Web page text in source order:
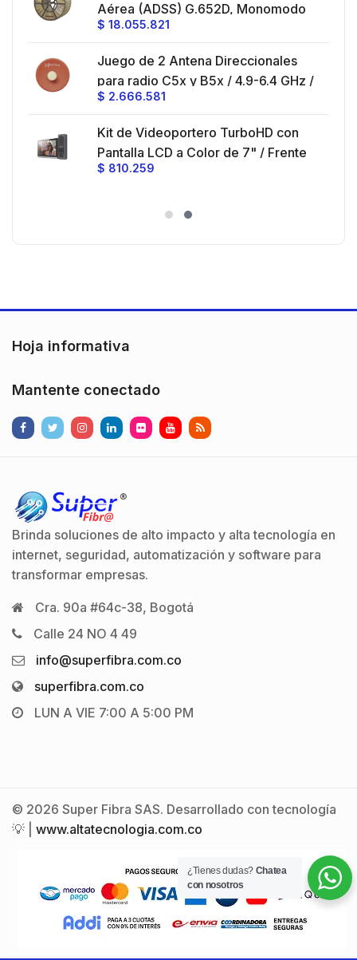
Aérea (ADSS) G.652D, Monomodo
de 24 Hilos, Exterior, Span 200,
$ 18.055.821
Juego de 2 Antena Direccionales
para radio C5x y B5x / 4.9-6.4 GHz /
Ganancia 27 dBi / Montaje incluido.
$ 2.666.581
Kit de Videoportero TurboHD con
Pantalla LCD a Color de 7" / Frente
de Calle para Exterior de
)130° de Visión (Gran Angular)
$ 810.259
Hoja informativa
Mantente conectado
Brinda soluciones de alto impacto y alta tecnología en
internet, seguridad, automatización y software para
transformar empresas.
Cra. 90a #64c-38, Bogotá
Calle 24 NO 4 49
info@superfibra.com.co
superfibra.com.co
LUN A VIE 7:00 A 5:00 PM
© 2026 Super Fibra SAS. Desarrollado con tecnología
💡 | www.altatecnologia.com.co
¿Tienes dudas? Chatea
con nosotros